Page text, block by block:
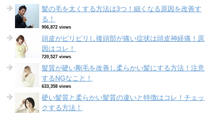
髪の毛を太くする方法は3つ！細くなる原因を改善す
る！
906,872 views
頭皮がピリピリし後頭部が痛い症状は頭皮神経痛！原
因はコレ！
720,527 views
髪質が硬い剛毛を改善し柔らかい髪にする方法！注意
するNGなこと！
633,358 views
硬い髪質と柔らかい髪質の違いと特徴はコレ！チェッ
クする方法！